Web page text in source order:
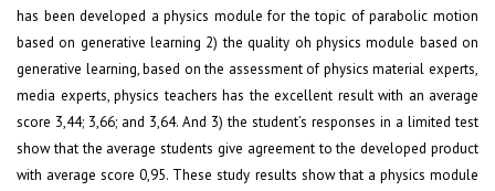
has been developed a physics module for the topic of parabolic motion
based on generative learning 2) the quality oh physics module based on
generative learning, based on the assessment of physics material experts,
media experts, physics teachers has the excellent result with an average
score 3,44; 3,66; and 3,64. And 3) the student’s responses in a limited test
show that the average students give agreement to the developed product
with average score 0,95. These study results show that a physics module